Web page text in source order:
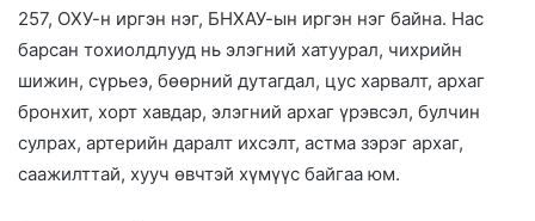
257, ОХУ-н иргэн нэг, БНХАУ-ын иргэн нэг байна. Нас
барсан тохиолдлууд нь элэгний хатуурал, чихрийн
шижин, сүрьеэ, бөөрний дутагдал, цус харвалт, архаг
бронхит, хорт хавдар, элэгний архаг үрэвсэл, булчин
сулрах, артерийн даралт ихсэлт, астма зэрэг архаг,
саажилттай, хууч өвчтэй хүмүүс байгаа юм.